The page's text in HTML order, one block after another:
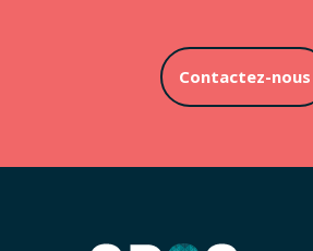
Contactez-nous